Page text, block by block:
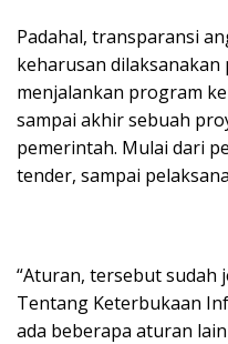
Padahal, transparansi
keharusan dilaksanakan
menjalankan program
sampai akhir sebuah
pemerintah. Mulai dari
tender, sampai
“Aturan, tersebut sudah
Tentang Keterbukaan
ada beberapa aturan